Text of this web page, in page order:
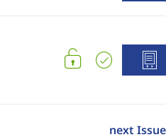
next Issue